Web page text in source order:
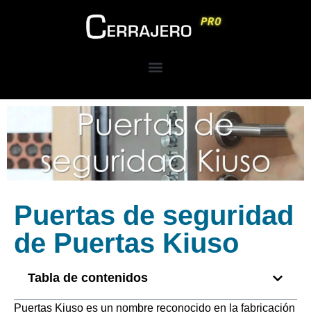
Puertas de seguridad
de Puertas Kiuso
Tabla de contenidos
Puertas Kiuso es un nombre reconocido en la fabricación